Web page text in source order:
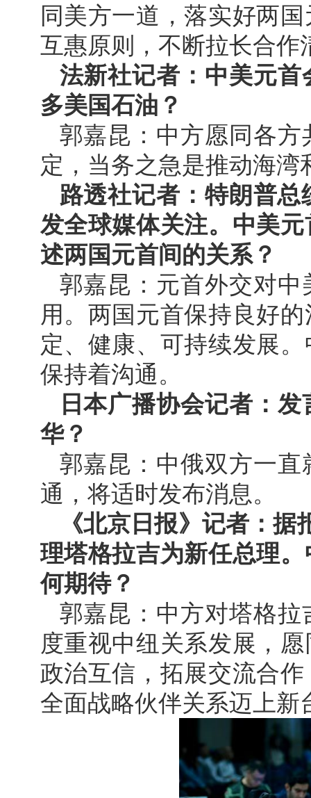
同美方一道，落实好两
互惠原则，不断拉长合作
法新社记者：中美元
多美国石油？
郭嘉昆：中方愿同各
定，当务之急是推动海
路透社记者：特朗普
发全球媒体关注。中美
述两国元首间的关系？
郭嘉昆：元首外交对
用。两国元首保持良好
定、健康、可持续发展
保持着沟通。
日本广播协会记者：
华？
郭嘉昆：中俄双方一
通，将适时发布消息。
《北京日报》记者：
理塔格拉吉为新任总理
何期待？
郭嘉昆：中方对塔格
度重视中纽关系发展，
政治互信，拓展交流合
全面战略伙伴关系迈上